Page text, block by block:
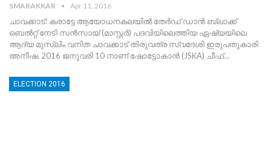
SMARAKKAR Apr 11, 2016
ചാവക്കാട്: കരാട്ടേ ആയോധനകലയില്‍ തേര്‍ഡ് ഡാന്‍ ബ്ലാക്ക്
ബെല്‍റ്റ്‌ നേടി സന്‍സായ് (മാസ്റ്റര്‍) പദവിയിലെത്തിയ ഏഷ്യയിലെ
ആദ്യ മുസ്ലിം വനിത ചാവക്കാട് തിരുവത്ര സ്വദേശി ഇരുപതുകാരി
അനീഷ. 2016 ജനുവരി 10 നാണ് ഷോട്ടോകാന്‍ (JSKA) ചീഫ്…
ELECTION 2016